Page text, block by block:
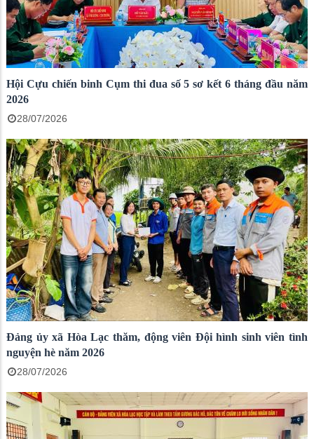
Hội Cựu chiến binh Cụm thi đua số 5 sơ kết 6 tháng đầu năm
2026
28/07/2026
Đảng ủy xã Hòa Lạc thăm, động viên Đội hình sinh viên tình
nguyện hè năm 2026
28/07/2026